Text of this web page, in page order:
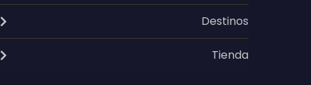
Destinos
Tienda